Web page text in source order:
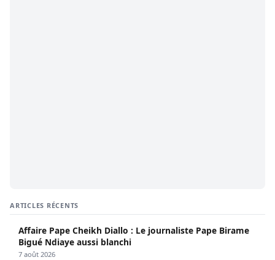
ARTICLES RÉCENTS
Affaire Pape Cheikh Diallo : Le journaliste Pape Birame
Bigué Ndiaye aussi blanchi
7 août 2026